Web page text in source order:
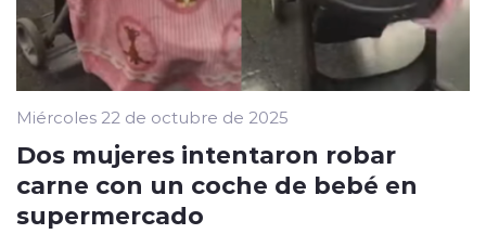
Miércoles 22 de octubre de 2025
Dos mujeres intentaron robar
carne con un coche de bebé en
supermercado